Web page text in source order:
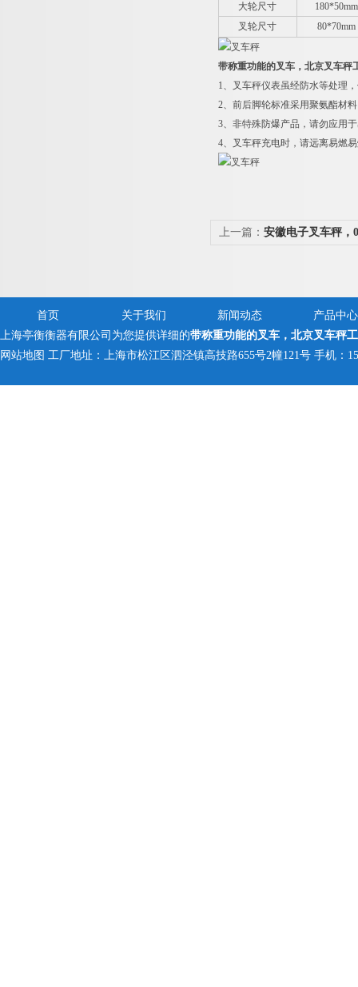
大轮尺寸
180*50mm
叉轮尺寸
80*70mm
带称重功能的叉车，北京叉车秤
1、叉车秤仪表虽经防水等处理
2、前后脚轮标准采用聚氨酯材
3、非特殊防爆产品，请勿应用
4、叉车秤充电时，请远离易燃
上一篇： 安徽电子叉车秤，
首页 关于我们 新闻动态
产品中心
上海亭衡衡器有限公司为您提供详细的带称重功能的叉车，北京叉车秤
网站地图 工厂地址：上海市松江区泗泾镇高技路655号2幢121号 手机：